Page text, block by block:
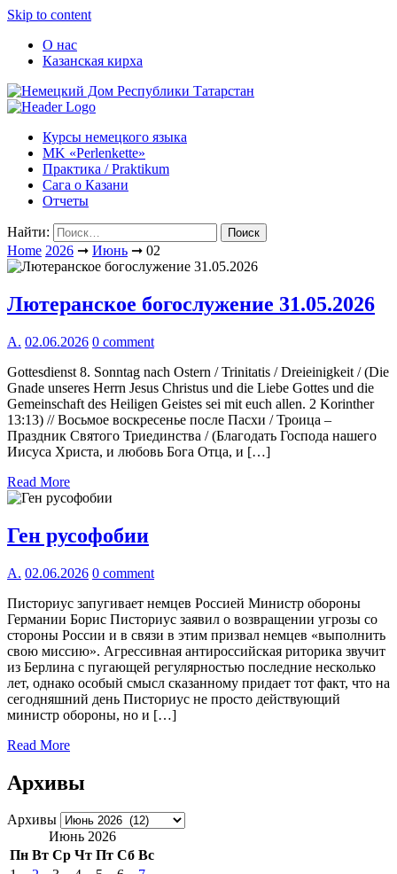
Skip to content
О нас
Казанская кирха
Курсы немецкого языка
МK «Perlenkette»
Практика / Praktikum
Сага о Казани
Отчеты
Найти:
Home 2026 ➞ Июнь ➞ 02
Лютеранское богослужение 31.05.2026
А. 02.06.2026 0 comment
Gottesdienst 8. Sonntag nach Ostern / Trinitatis / Dreieinigkeit / (Die
Gnade unseres Herrn Jesus Christus und die Liebe Gottes und die
Gemeinschaft des Heiligen Geistes sei mit euch allen. 2 Korinther
13:13) // Восьмое воскресенье после Пасхи / Троица –
Праздник Святого Триединства / (Благодать Господа нашего
Иисуса Христа, и любовь Бога Отца, и […]
Read More
Ген русофобии
А. 02.06.2026 0 comment
Писториус запугивает немцев Россией Министр обороны
Германии Борис Писториус заявил о возвращении угрозы со
стороны России и в связи в этим призвал немцев «выполнить
свою миссию». Агрессивная антироссийская риторика звучит
из Берлина с пугающей регулярностью последние несколько
лет, однако особый смысл сказанному придает тот факт, что на
сегодняшний день Писториус не просто действующий
министр обороны, но и […]
Read More
Архивы
Архивы
Июнь 2026
Пн Вт Ср Чт Пт Сб Вс